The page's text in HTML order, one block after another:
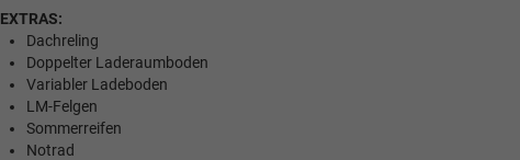
EXTRAS:
Dachreling
Doppelter Laderaumboden
Variabler Ladeboden
LM-Felgen
Sommerreifen
Notrad